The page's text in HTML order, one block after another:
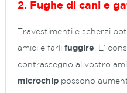
2. Fughe di cani e
Travestimenti e scherzi
amici e farli fuggire . E’
contrassegno al vostro
microchip possono